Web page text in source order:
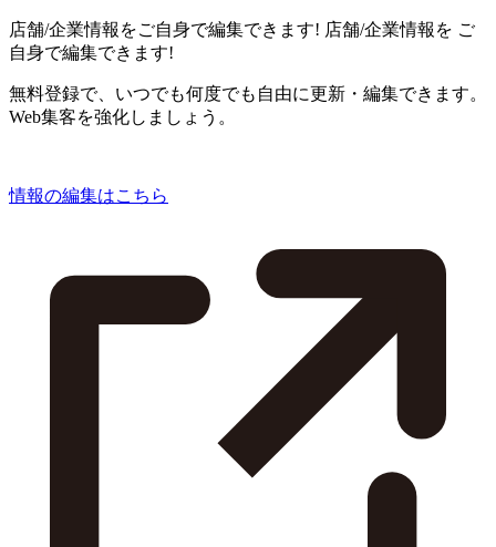
店舗/企業情報をご自身で編集できます! 店舗/企業情報を ご
自身で編集できます!
無料登録で、いつでも何度でも自由に更新・編集できます。
Web集客を強化しましょう。
情報の編集はこちら